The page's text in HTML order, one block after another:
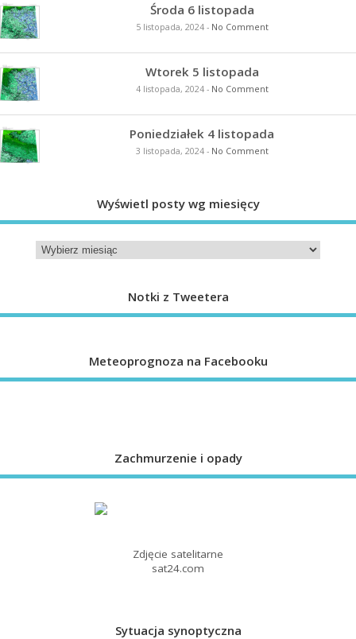
Środa 6 listopada
5 listopada, 2024- No Comment
Wtorek 5 listopada
4 listopada, 2024- No Comment
Poniedziałek 4 listopada
3 listopada, 2024- No Comment
Wyświetl posty wg miesięcy
Notki z Tweetera
Meteoprognoza na Facebooku
Zachmurzenie i opady
Zdjęcie satelitarne
sat24.com
Sytuacja synoptyczna